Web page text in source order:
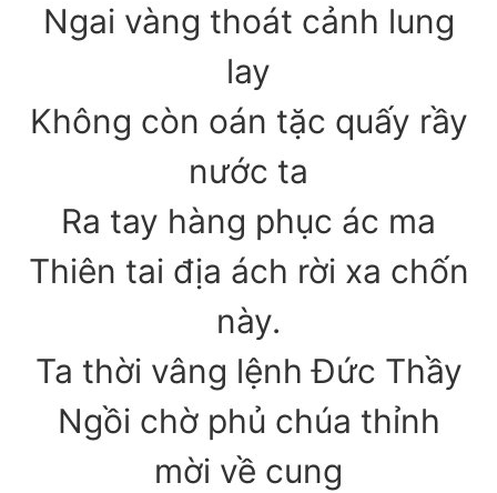
Ngai vàng thoát cảnh lung
lay
Không còn oán tặc quấy rầy
nước ta
Ra tay hàng phục ác ma
Thiên tai địa ách rời xa chốn
này.
Ta thời vâng lệnh Đức Thầy
Ngồi chờ phủ chúa thỉnh
mời về cung